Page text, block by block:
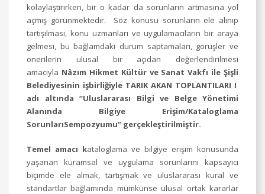
kolaylaştırırken, bir o kadar da sorunların artmasına yol
açmış görünmektedir. Söz konusu sorunların ele alınıp
tartışılması, konu uzmanları ve uygulamacıların bir araya
gelmesi, bu bağlamdaki durum saptamaları, görüşler ve
önerilerin ulusal bir açıdan değerlendirilmesi
amacıyla Nâzım Hikmet Kültür ve Sanat Vakfı ile Şişli
Belediyesinin işbirliğiyle TARIK AKAN TOPLANTILARI I
adı altında “Uluslararası Bilgi ve Belge Yönetimi
Alanında
Bilgiye Erişim/Kataloglama
SorunlarıSempozyumu” gerçekleştirilmiştir.
Temel amacı kataloglama ve bilgiye erişim konusunda
yaşanan kuramsal ve uygulama sorunlarını kapsayıcı
biçimde ele almak, tartışmak ve uluslararası kural ve
standartlar bağlamında mümkünse ulusal ortak kararlar